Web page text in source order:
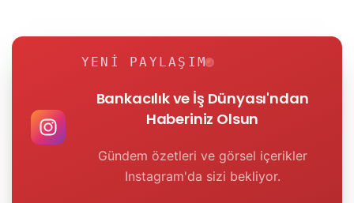
YENI PAYLAŞIM
Bankacılık ve İş Dünyası'ndan
Haberiniz Olsun
Gündem özetleri ve görsel içerikler
Instagram'da sizi bekliyor.